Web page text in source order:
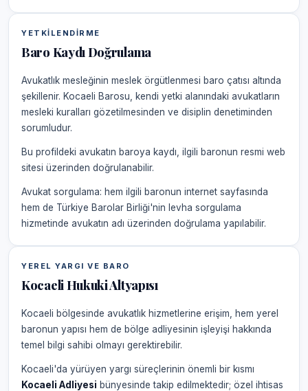
YETKILENDIRME
Baro Kaydı Doğrulama
Avukatlık mesleğinin meslek örgütlenmesi baro çatısı altında
şekillenir. Kocaeli Barosu, kendi yetki alanındaki avukatların
mesleki kuralları gözetilmesinden ve disiplin denetiminden
sorumludur.
Bu profildeki avukatın baroya kaydı, ilgili baronun resmi web
sitesi üzerinden doğrulanabilir.
Avukat sorgulama: hem ilgili baronun internet sayfasında
hem de Türkiye Barolar Birliği'nin levha sorgulama
hizmetinde avukatın adı üzerinden doğrulama yapılabilir.
YEREL YARGI VE BARO
Kocaeli Hukuki Altyapısı
Kocaeli bölgesinde avukatlık hizmetlerine erişim, hem yerel
baronun yapısı hem de bölge adliyesinin işleyişi hakkında
temel bilgi sahibi olmayı gerektirebilir.
Kocaeli'da yürüyen yargı süreçlerinin önemli bir kısmı
Kocaeli Adliyesi bünyesinde takip edilmektedir; özel ihtisas